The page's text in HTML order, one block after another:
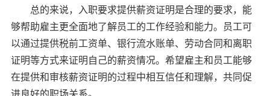
总的来说，入职要求提供薪资证明是合理的要求，能
够帮助雇主更全面地了解员工的工作经验和能力。员工可
以通过提供税前工资单、银行流水账单、劳动合同和离职
证明等方式来证明自己的薪资情况。希望雇主和员工能够
在提供和审核薪资证明的过程中相互信任和理解，共同促